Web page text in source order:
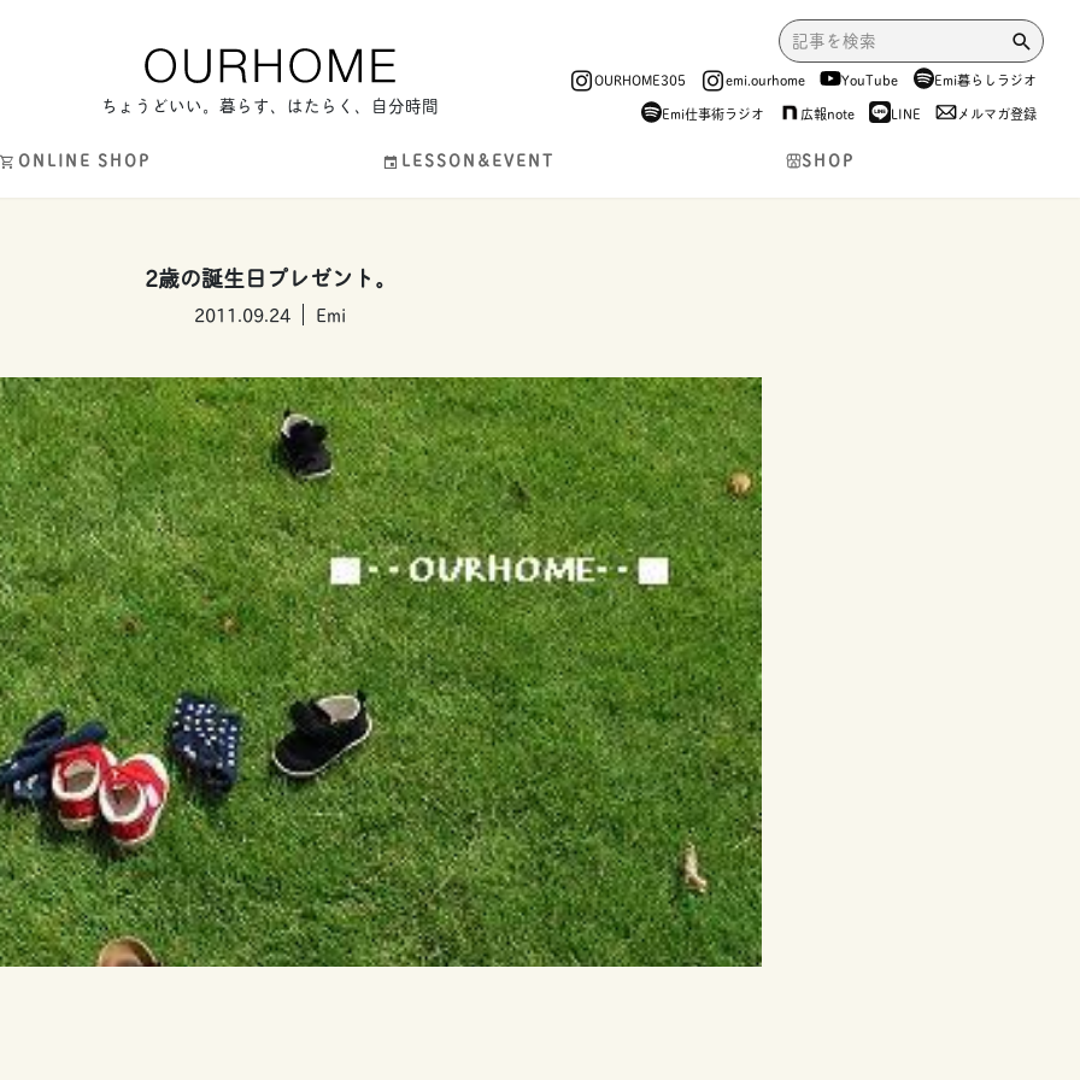
ちょうどいい。暮らす、はたらく、自分時間
OURHOME305 emi.ourhome YouTube
Emi暮らしラジオ
Emi仕事術ラジオ
広報note LINE メルマガ登録
ONLINE SHOP LESSON&EVENT SHOP
2歳の誕生日プレゼント。
2011.09.24 Emi